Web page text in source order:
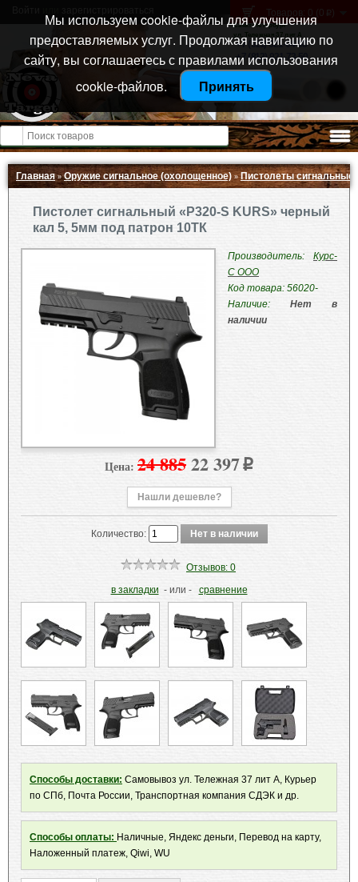
Санкт-Петербург
ул. Тележная 37 лит А
+7 (911) 021-04-08
+7 (812) 921-73-50
Товаров: 0 (0 p )
Открыть меню
Главная»Оружие сигнальное (охолощенное) » Пистолеты сигнальные
Пистолет сигнальный «P320-S KURS» черный
кал 5, 5мм под патрон 10ТК
Производитель:
Курс-
С ООО
Код товара: 56020-
Наличие: Нет в
наличии
Цена: 24 88522 397 p
Нашли дешевле?
Количество:
Отзывов: 0
в закладки - или - сравнение
Способы доставки: Самовывоз ул. Тележная 37 лит А, Курьер
по СПб, Почта России, Транспортная компания СДЭК и др.
Способы оплаты: Наличные, Яндекс деньги, Перевод на карту,
Наложенный платеж, Qiwi, WU
Мы используем cookie-файлы для улучшения
предоставляемых услуг. Продолжая навигацию по
сайту, вы соглашаетесь с правилами использования
cookie-файлов.
Принять